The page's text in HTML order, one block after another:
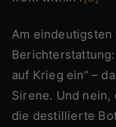
Am eindeutigsten war es in der deutschen
auf Krieg ein“ –
Sirene. Und
die destillierte